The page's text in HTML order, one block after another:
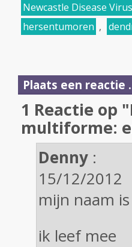
Newcastle Disease Virus
hersentumoren ,
Plaats een reactie
1 Reactie op
multiforme:
Denny :
15/12/2012
mijn naam
ik leef mee